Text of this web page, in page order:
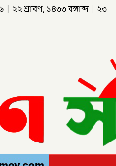
২২ শ্রাবণ, ১৪৩৩ বঙ্গাব্দ
২৩